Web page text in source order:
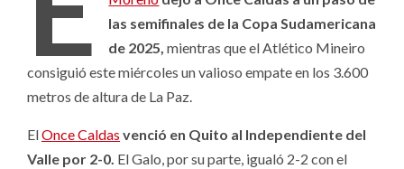
las semifinales de la Copa Sudamericana
de 2025, mientras que el Atlético Mineiro
consiguió este miércoles un valioso empate en los 3.600
metros de altura de La Paz.
ElOnce Caldas venció en Quito al Independiente del
Valle por 2-0. El Galo, por su parte, igualó 2-2 con el